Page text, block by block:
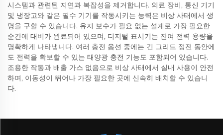
시스템과 관련된 지연과 복잡성을 제거합니다. 의료 장비, 통신 기기
및 냉장고와 같은 필수 기기를 작동시키는 능력은 비상 사태에서 생
명을 구할 수 있습니다. 유지 보수가 필요 없는 설계로 가장 필요한
순간에 대비가 완료되어 있으며, 디지털 표시기는 잔여 전력 용량을
명확하게 나타냅니다. 여러 충전 옵션 중에는 긴 그리드 정전 동안에
도 전력을 확보할 수 있는 태양광 충전 기능도 포함되어 있습니다.
조용한 작동과 배출 가스 없음으로 비상 사태에서 실내 사용이 안전
하며, 이동성이 뛰어나 가장 필요한 곳에 신속히 배치할 수 있습니
다.